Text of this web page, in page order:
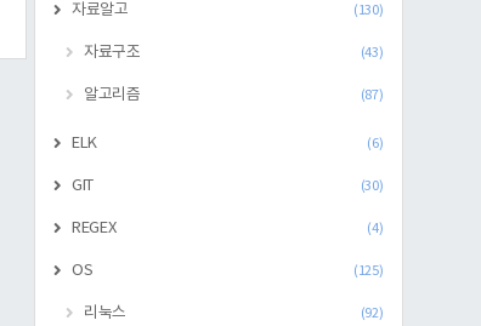
자료알고 (130)
자료구조 (43)
알고리즘 (87)
ELK (6)
GIT (30)
REGEX (4)
OS (125)
리눅스 (92)